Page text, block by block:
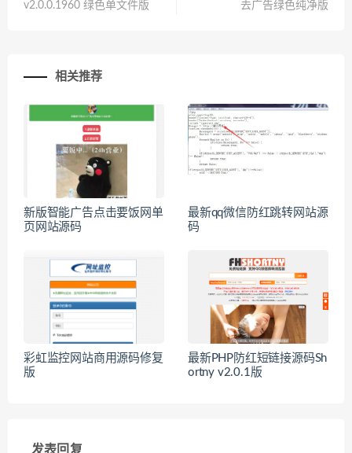
v2.0.0.1960 绿色单文件版
去广告绿色纯净版
相关推荐
新版智能广告点击要饭网单
页网站源码
最新qq微信防红跳转网站源
码
彩虹监控网站商用源码修复
版
最新PHP防红短链接源码Sh
ortny v2.0.1版
发表回复